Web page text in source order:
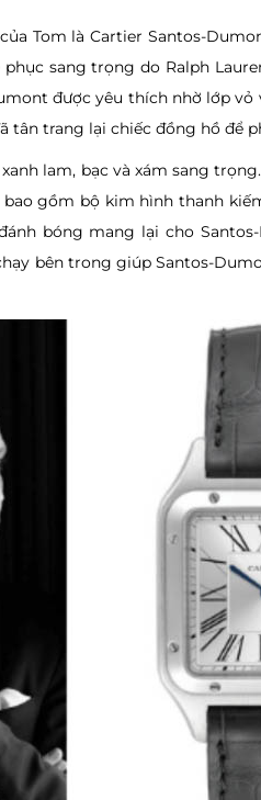
Tom là Cartier Santos-
sang trọng do Ralph
được yêu thích nhờ lớp
tân trang lại chiếc đồng hồ để
lam, bạc và xám sang
gồm bộ kim hình thanh
bóng mang lại cho
bên trong giúp Santos-